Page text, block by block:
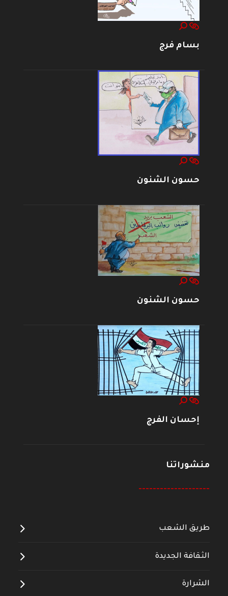
بسام فرج
حسون الشنون
حسون الشنون
إحسان الفرج
منشوراتنا
--------------------
طريق الشعب
الثقافة الجديدة
الشرارة